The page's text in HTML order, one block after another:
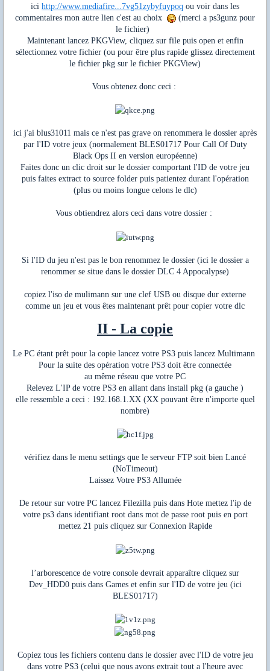
ici http://www.mediafire...7vg51zybyfuypoq ou voir dans les
commentaires mon autre lien c'est au choix
(merci a ps3gunz pour
le fichier)
Maintenant lancez PKGView, cliquez sur file puis open et enfin
sélectionnez votre fichier (ou pour être plus rapide glissez directement
le fichier pkg sur le fichier PKGView)
Vous obtenez donc ceci :
ici j'ai blus31011 mais ce n'est pas grave on renommera le dossier après
par l'ID votre jeux (normalement BLES01717 Pour Call Of Duty
Black Ops II en version européenne)
Faites donc un clic droit sur le dossier comportant l'ID de votre jeu
puis faites extract to source folder puis patientez durant l'opération
(plus ou moins longue celons le dlc)
Vous obtiendrez alors ceci dans votre dossier :
Si l'ID du jeu n'est pas le bon renommez le dossier (ici le dossier a
renommer se situe dans le dossier DLC 4 Appocalypse)
copiez l'iso de mulimann sur une clef USB ou disque dur externe
comme un jeu et vous êtes maintenant prêt pour copier votre dlc
II - La copie
Le PC étant prêt pour la copie lancez votre PS3 puis lancez Multimann
Pour la suite des opération votre PS3 doit être connectée
au même réseau que votre PC
Relevez L'IP de votre PS3 en allant dans install pkg (a gauche )
elle ressemble a ceci : 192.168.1.XX (XX pouvant être n'importe quel
nombre)
vérifiez dans le menu settings que le serveur FTP soit bien Lancé
(NoTimeout)
Laissez Votre PS3 Allumée
De retour sur votre PC lancez Filezilla puis dans Hote mettez l'ip de
votre ps3 dans identifiant root dans mot de passe root puis en port
mettez 21 puis cliquez sur Connexion Rapide
l’arborescence de votre console devrait apparaître cliquez sur
Dev_HDD0 puis dans Games et enfin sur l'ID de votre jeu (ici
BLES01717)
Copiez tous les fichiers contenu dans le dossier avec l'ID de votre jeu
dans votre PS3 (celui que nous avons extrait tout a l'heure avec